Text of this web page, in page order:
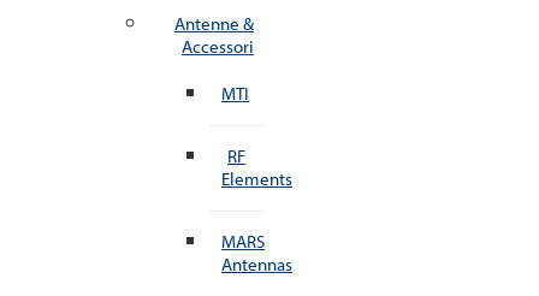
Antenne &
Accessori
MTI
RF
Elements
MARS
Antennas